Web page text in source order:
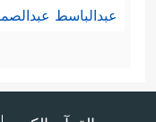
عبدالباسط